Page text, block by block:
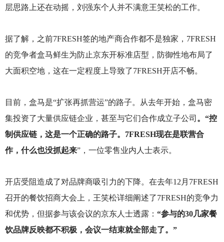
层思路上还在动摇，刘强东个人并不满意王笑松的工作。
据了解，之前7FRESH签的地产商合作都不是独家，7FRESH
的竞争者盒马鲜生为防止京东开标准店型，防御性地布局了
大面积空地，这在一定程度上导致了7FRESH开店不畅。
目前，盒马是“扩张再抓营运”的路子。从去年开始，盒马密
集投资了大量供应链企业，甚至与它们合作成立子公司 。“控
制供应链，这是一个正确的路子。7FRESH现在是联营合
作，什么也没抓起来”，一位零售业内人士表示。
开店受阻造成了对品牌商吸引力的下降。在去年12月7FRESH
召开的餐饮招商大会上，王笑松详细阐述了7FRESH的竞争力
和优势，但据参与该会议的京东人士透露： “参与的30几家餐
饮品牌反映都不积极，会议一结束就全部走了。”